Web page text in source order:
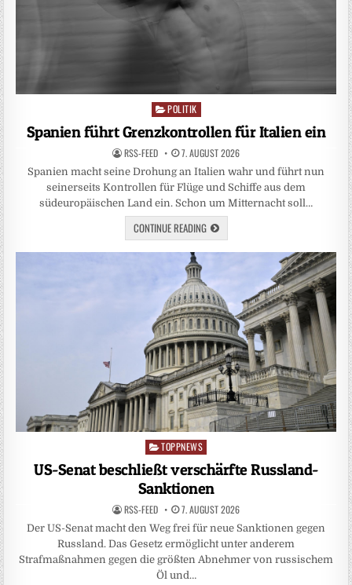
Posted
POLITIK
Spanien führt Grenzkontrollen für Italien ein
RSS-FEED 7. AUGUST 2026
Spanien macht seine Drohung an Italien wahr und führt nun
seinerseits Kontrollen für Flüge und Schiffe aus dem
südeuropäischen Land ein. Schon um Mitternacht soll…
CONTINUE READING
Posted
in
TOPPNEWS
US-Senat beschließt verschärfte Russland-
Sanktionen
RSS-FEED 7. AUGUST 2026
Der US-Senat macht den Weg frei für neue Sanktionen gegen
Russland. Das Gesetz ermöglicht unter anderem
Strafmaßnahmen gegen die größten Abnehmer von russischem
Öl und…